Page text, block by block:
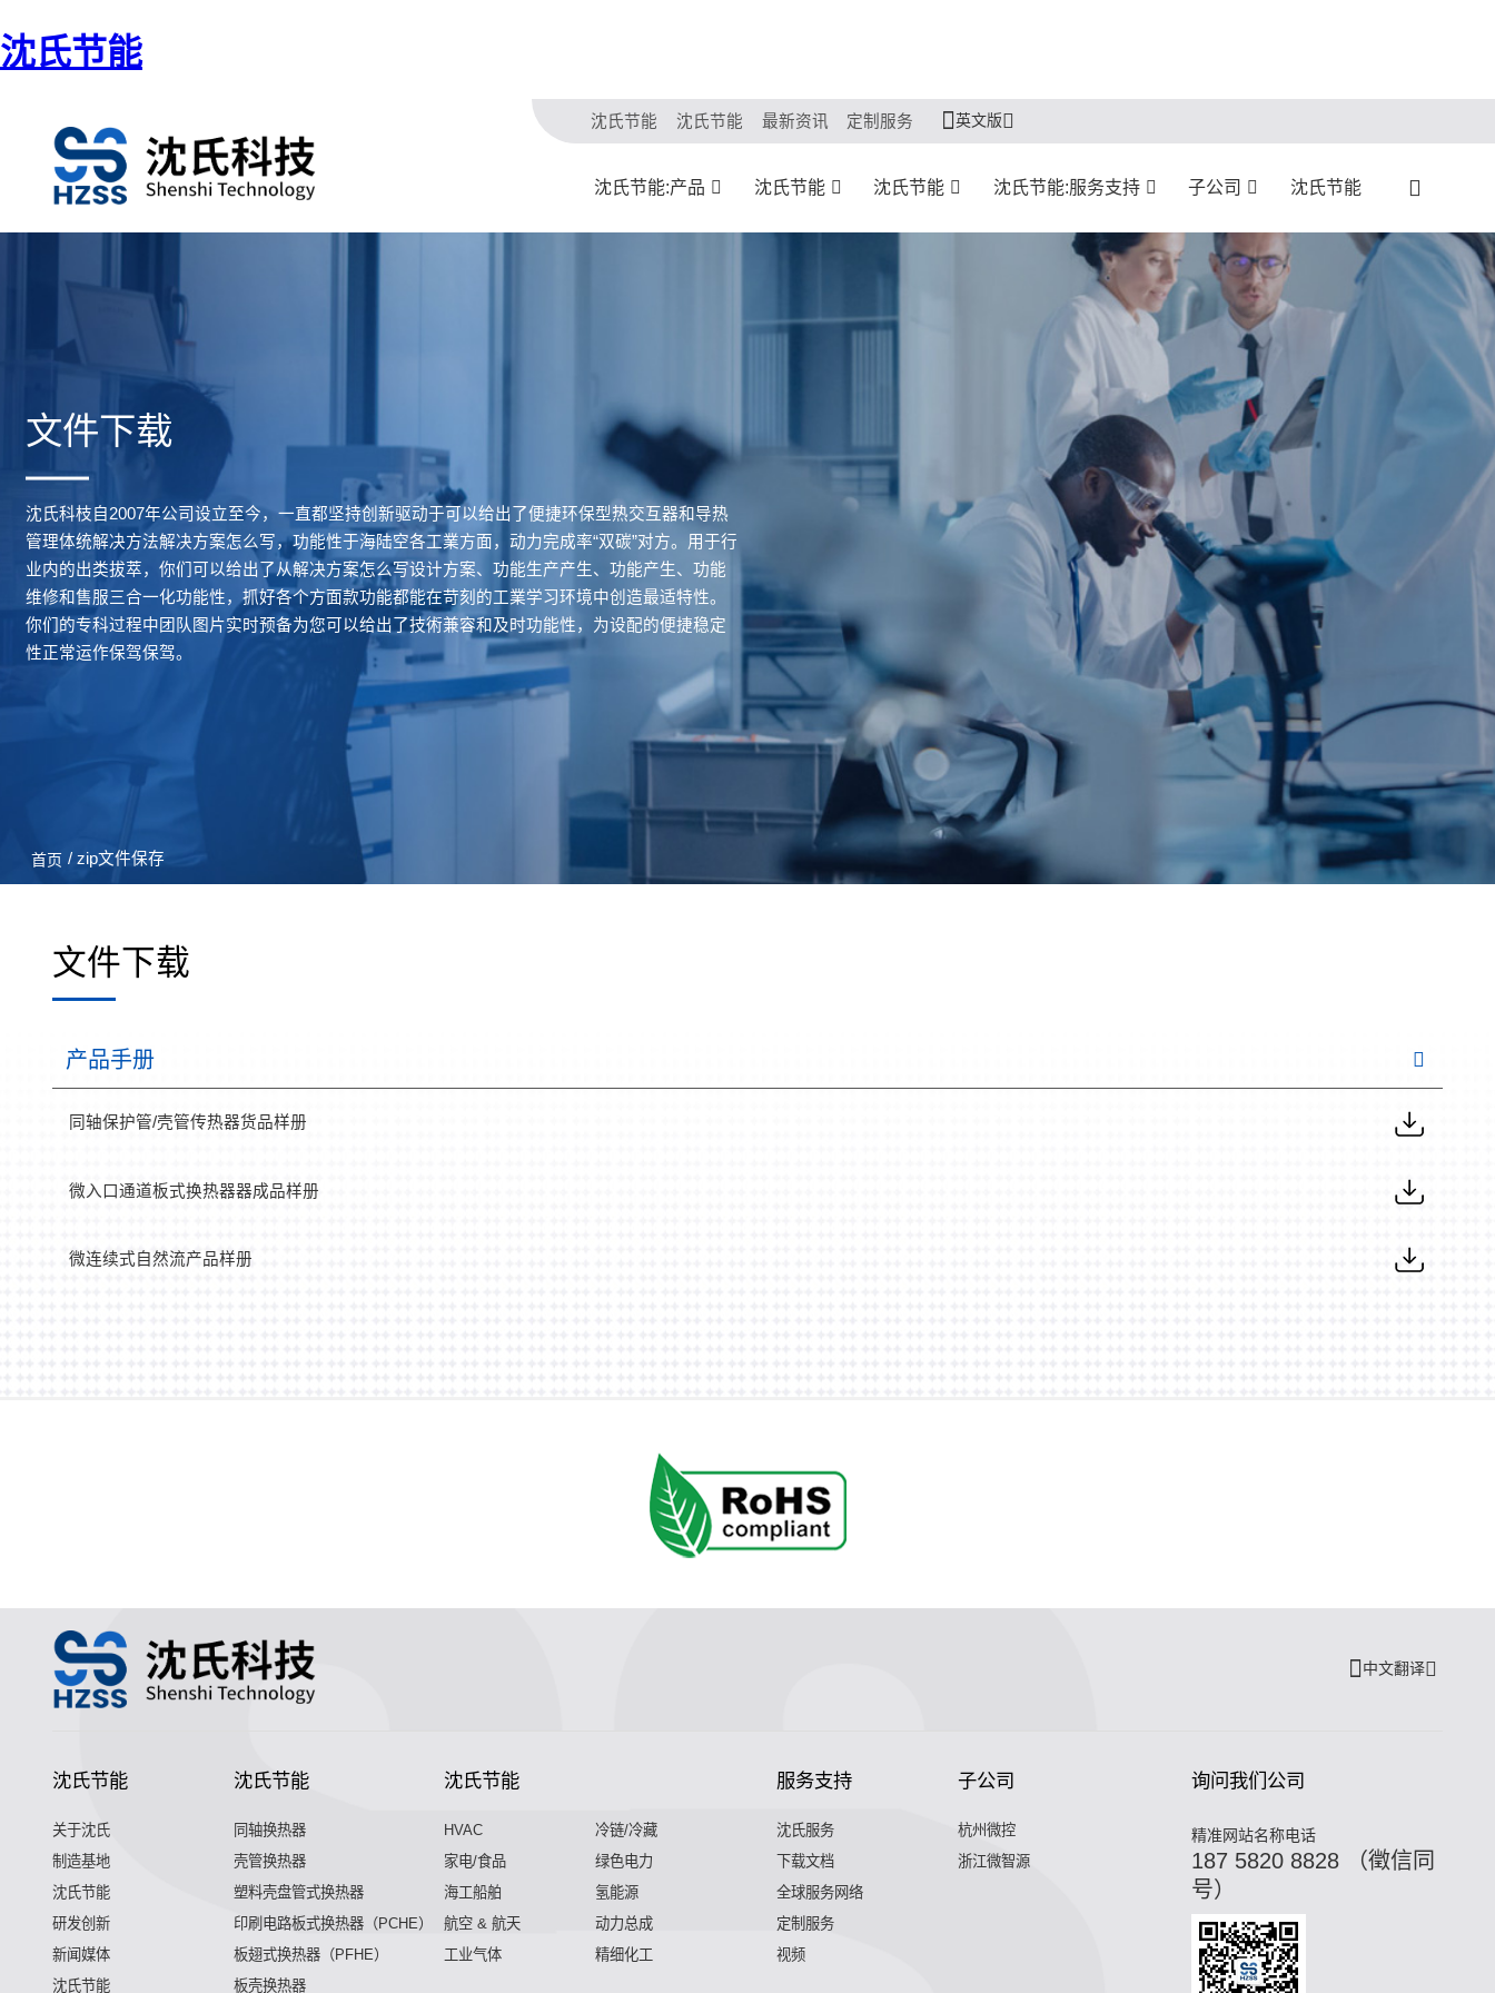
沈氏节能
沈氏节能 沈氏节能 最新资讯 定制服务 英文版
沈氏节能:产品 沈氏节能 沈氏节能 沈氏节能:服务支持 子公司 沈氏节能
文件下载
沈氏科枝自2007年公司设立至今，一直都坚持创新驱动于可以给出了便捷环保型热交互器和导热
管理体统解决方法解决方案怎么写，功能性于海陆空各工業方面，动力完成率“双碳”对方。用于行
业内的出类拔萃，你们可以给出了从解决方案怎么写设计方案、功能生产产生、功能产生、功能
维修和售服三合一化功能性，抓好各个方面款功能都能在苛刻的工業学习环境中创造最适特性。
你们的专科过程中团队图片实时预备为您可以给出了技術兼容和及时功能性，为设配的便捷稳定
性正常运作保驾保驾。
首页 / zip文件保存
文件下载
产品手册
同轴保护管/壳管传热器货品样册
微入口通道板式换热器器成品样册
微连续式自然流产品样册
中文翻译
沈氏节能
关于沈氏
制造基地
沈氏节能
研发创新
新闻媒体
沈氏节能
沈氏节能
同轴换热器
壳管换热器
塑料壳盘管式换热器
印刷电路板式换热器（PCHE）
板翅式换热器（PFHE）
板壳换热器
沈氏节能
HVAC
冷链/冷藏
家电/食品
绿色电力
海工船舶
氢能源
航空 & 航天
动力总成
工业气体
精细化工
服务支持
沈氏服务
下载文档
全球服务网络
定制服务
视频
子公司
杭州微控
浙江微智源
询问我们公司
精准网站名称电话
187 5820 8828 （徵信同
号）